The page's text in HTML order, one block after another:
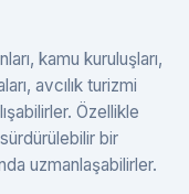
kamu kuruluşları,
avcılık turizmi
Özellikle
bir
uzmanlaşabilirler.